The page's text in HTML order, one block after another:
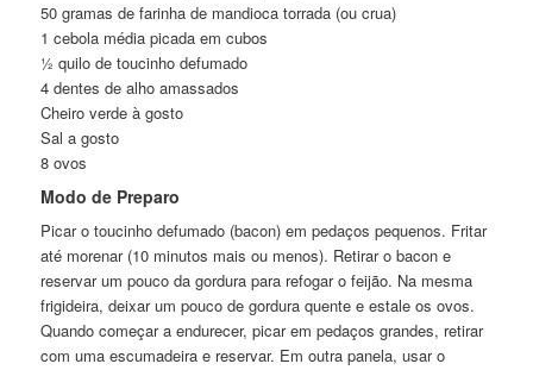
50 gramas de farinha de mandioca torrada (ou crua)
1 cebola média picada em cubos
½ quilo de toucinho defumado
4 dentes de alho amassados
Cheiro verde à gosto
Sal a gosto
8 ovos
Modo de Preparo
Picar o toucinho defumado (bacon) em pedaços pequenos. Fritar
até morenar (10 minutos mais ou menos). Retirar o bacon e
reservar um pouco da gordura para refogar o feijão. Na mesma
frigideira, deixar um pouco de gordura quente e estale os ovos.
Quando começar a endurecer, picar em pedaços grandes, retirar
com uma escumadeira e reservar. Em outra panela, usar o